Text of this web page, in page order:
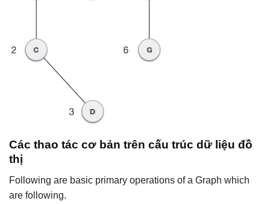
Các thao tác cơ bản trên cấu trúc dữ liệu đồ
thị
Following are basic primary operations of a Graph which
are following.